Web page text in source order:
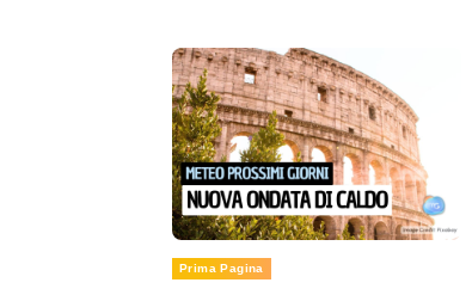
Prima Pagina